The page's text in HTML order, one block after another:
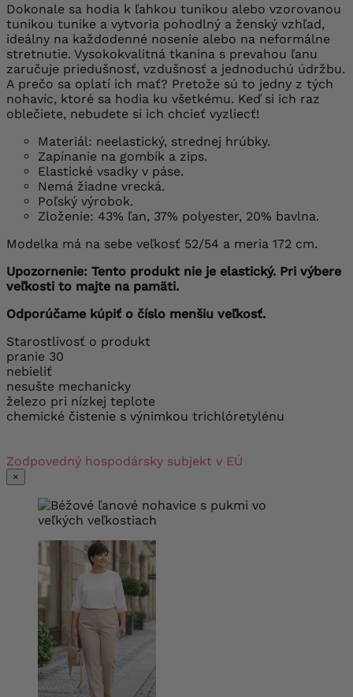
Dokonale sa hodia k ľahkou tunikou alebo vzorovanou
tunikou tunike a vytvoria pohodlný a ženský vzhľad,
ideálny na každodenné nosenie alebo na neformálne
stretnutie. Vysokokvalitná tkanina s prevahou ľanu
zaručuje priedušnosť, vzdušnosť a jednoduchú údržbu.
A prečo sa oplatí ich mať? Pretože sú to jedny z tých
nohavíc, ktoré sa hodia ku všetkému. Keď si ich raz
oblečiete, nebudete si ich chcieť vyzliecť!
Materiál: neelastický, strednej hrúbky.
Zapínanie na gombík a zips.
Elastické vsadky v páse.
Nemá žiadne vrecká.
Poľský výrobok.
Zloženie: 43% ľan, 37% polyester, 20% bavlna.
Modelka má na sebe veľkosť 52/54 a meria 172 cm.
Upozornenie: Tento produkt nie je elastický. Pri výbere
veľkosti to majte na pamäti.
Odporúčame kúpiť o číslo menšiu veľkosť.
Starostlivosť o produkt
pranie 30
nebieliť
nesušte mechanicky
železo pri nízkej teplote
chemické čistenie s výnimkou trichlóretylénu
Zodpovedný hospodársky subjekt v EÚ
×